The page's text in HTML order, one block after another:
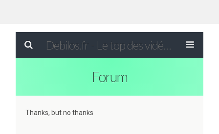
Debilos.fr - Le top des vidéos drôles du WEB !
Forum
Thanks, but no thanks